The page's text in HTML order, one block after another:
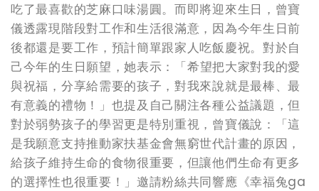
吃了最喜歡的芝麻口味湯圓。而即將迎來生日，曾寶
儀透露現階段對工作和生活很滿意，因為今年生日前
後都還是要工作，預計簡單跟家人吃飯慶祝。對於自
己今年的生日願望，她表示：
「希望把大家對我的愛
與祝福，分享給需要的孩子，對我來說就是最棒、最
有意義的禮物！」也提及自己關注各種公益議題，但
對於弱勢孩子的學習更是特別重視，曾寶儀說：「這
是我願意支持推動家扶基金會無窮世代計畫的原因，
給孩子維持生命的食物很重要，但讓他們生命有更多
的選擇性也很重要！」邀請粉絲共同響應《幸福兔ga